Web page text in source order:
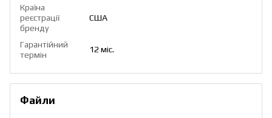
Країна
реєстрації
бренду
США
Гарантійний
термін
12 міс.
Файли